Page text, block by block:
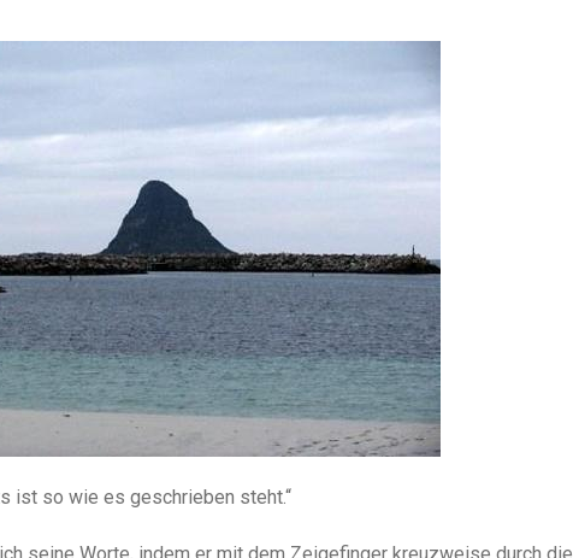
ist so wie es geschrieben steht.“